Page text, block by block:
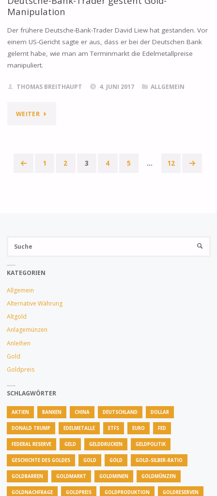
„RASSISTISCHE“
GOLDMÜNZEN?"
Manipulation
Der frühere Deutsche-Bank-Trader David Liew hat gestanden. Vor
einem US-Gericht sagte er aus, dass er bei der Deutschen Bank
gelernt habe, wie man am Terminmarkt die Edelmetallpreise
manipuliert.
THOMAS BREITHAUPT 4. JUNI 2017 ALLGEMEIN
WEITER"DEUTSCHE-
1 2 3 4 5 … 12
SUCHE
KATEGORIEN
Allgemein
Alternative Währung
Altgold
Anlagemünzen
Anleihen
Gold
Goldpreis
SCHLAGWÖRTER
AKTIEN BANKEN CHINA DEUTSCHLAND DOLLAR
DONALD TRUMP EDELMETALLE ETFS EURO FED
FEDERAL RESERVE GELD GELDDRUCKEN GELDPOLITIK
GESCHICHTE DES GOLDES GOLD GOLD GOLD-SILBER-RATIO
GOLDBARREN GOLDMARKT GOLDMINEN GOLDMÜNZEN
GOLDNACHFRAGE GOLDPREIS GOLDPRODUKTION GOLDRESERVEN